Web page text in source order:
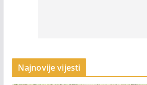
Najnovije vijesti